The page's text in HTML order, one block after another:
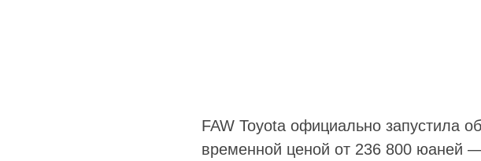
FAW Toyota официально запустила
временной ценой от 236 800 юаней